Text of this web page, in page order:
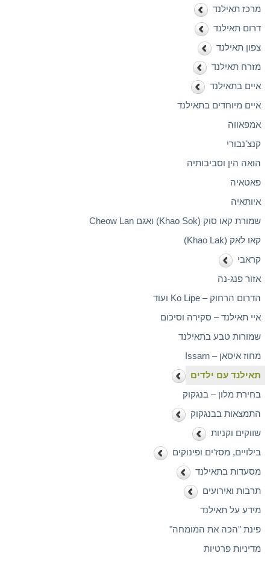
מרכז תאילנד
דרום תאילנד
צפון תאילנד
מזרח תאילנד
איים בתאילנד
איים מיוחדים בתאילנד
אמפאווה
קנצ'נבורי
הואה הין וסביבותיה
פאטאיה
איותאיה
שמורת קאו סוק (Khao Sok) ואגם Cheow Lan
קאו לאק (Khao Lak)
קראבי
אזור פנג-נה
הדרום הרחוק – Ko Lipe ועוד
איי תאילנד – סקירה וסיכום
שמורות טבע בתאילנד
מחוז איסאן – Issarn
תאילנד עם ילדים
בחירת מלון – בנגקוק
התמצאות בבנגקוק
שווקים וקניות
בילויים, מסז'ים ופינוקים
מסעדות בתאילנד
תרבות ואירועים
מידע על תאילנד
פינת "הכה את המומחה"
מדיניות פרטיות